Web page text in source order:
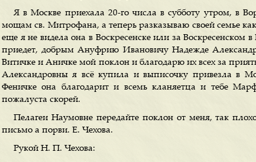
Я в Москве приехала 20-го числа в субботу утром, в
мощам св. Митрофана, а теперь разказываю своей семье
еще я не видела она в Воскресенске или за Воскресенском
приедет, добрым Ануфрию Ивановичу Надежде
Витичке и Аничке мой поклон и благодарю их всех за
Александровны я всё купила и выписочку привезла в
Феничке она благодарит и всемь кланяетца и тебе
пожалуста скорей.
Пелагеи Наумовне передайте поклон от меня, так
письмо а порви. Е. Чехова.
Рукой Н. П. Чехова: